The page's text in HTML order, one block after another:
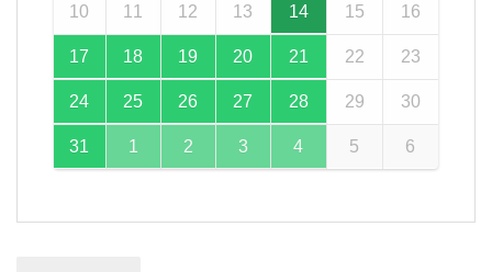
10 11 12 13 14 15 16
17 18 19 20 21 22 23
24 25 26 27 28 29 30
31 1 2 3 4 5 6